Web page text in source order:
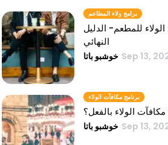
برامج ولاء المطاعم
الولاء للمطعم- الدليل
النهائي
خوشبو باتا Sep 13,
برنامج مكافآت الولاء
الولاء بالفعل؟
خوشبو باتا Sep 13,